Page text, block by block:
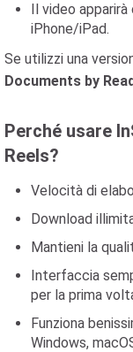
Il video
iPhone/iPad.
Se utilizzi una
Documents by
Perché usare
Reels?
Velocità di
Download
Mantieni la
Interfaccia
per la prima
Funziona
Windows,